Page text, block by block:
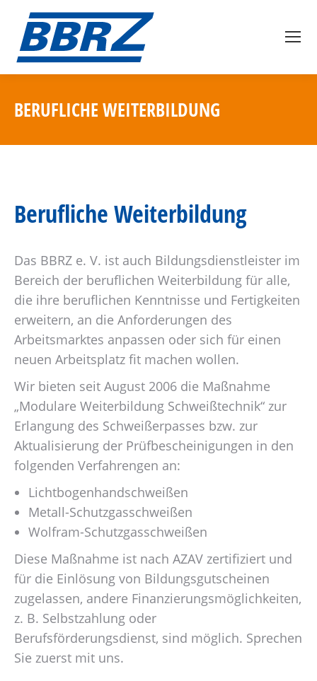
BERUFLICHE WEITERBILDUNG
Berufliche Weiterbildung
Das BBRZ e. V. ist auch Bildungsdienstleister im
Bereich der beruflichen Weiterbildung für alle,
die ihre beruflichen Kenntnisse und Fertigkeiten
erweitern, an die Anforderungen des
Arbeitsmarktes anpassen oder sich für einen
neuen Arbeitsplatz fit machen wollen.
Wir bieten seit August 2006 die Maßnahme
„Modulare Weiterbildung Schweißtechnik“ zur
Erlangung des Schweißerpasses bzw. zur
Aktualisierung der Prüfbescheinigungen in den
folgenden Verfahrengen an:
Lichtbogenhandschweißen
Metall-Schutzgasschweißen
Wolfram-Schutzgasschweißen
Diese Maßnahme ist nach AZAV zertifiziert und
für die Einlösung von Bildungsgutscheinen
zugelassen, andere Finanzierungsmöglichkeiten,
z. B. Selbstzahlung oder
Berufsförderungsdienst, sind möglich. Sprechen
Sie zuerst mit uns.